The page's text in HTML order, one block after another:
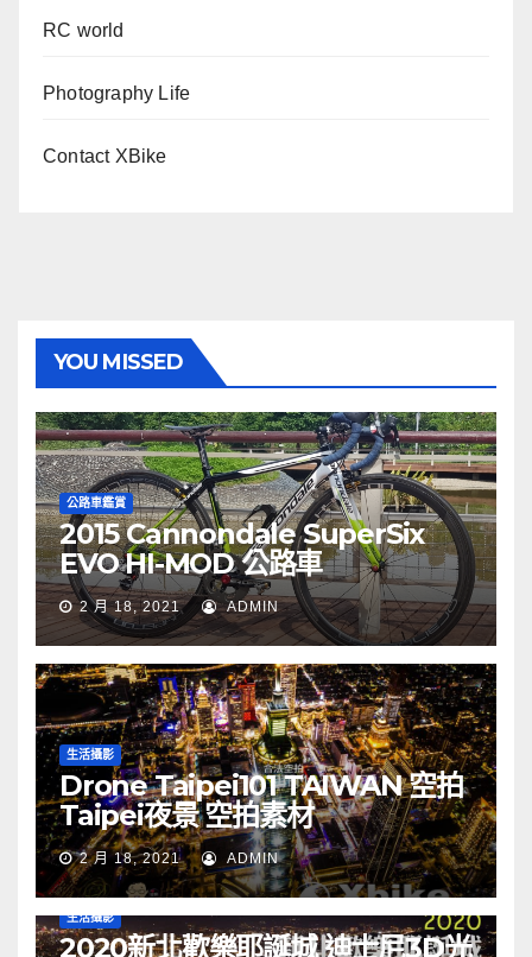
RC world
Photography Life
Contact XBike
YOU MISSED
公路車鑑賞
2015 Cannondale SuperSix
EVO HI-MOD 公路車
2 月 18, 2021 ADMIN
生活攝影
Drone Taipei101 TAIWAN 空拍
Taipei夜景 空拍素材
2 月 18, 2021 ADMIN
生活攝影
2020新北歡樂耶誕城 迪士尼3D光